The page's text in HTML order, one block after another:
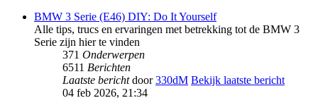
BMW 3 Serie (E46) DIY: Do It Yourself
Alle tips, trucs en ervaringen met betrekking tot de BMW 3
Serie zijn hier te vinden
371 Onderwerpen
6511 Berichten
Laatste berichtdoor330dM Bekijk laatste bericht
04 feb 2026, 21:34